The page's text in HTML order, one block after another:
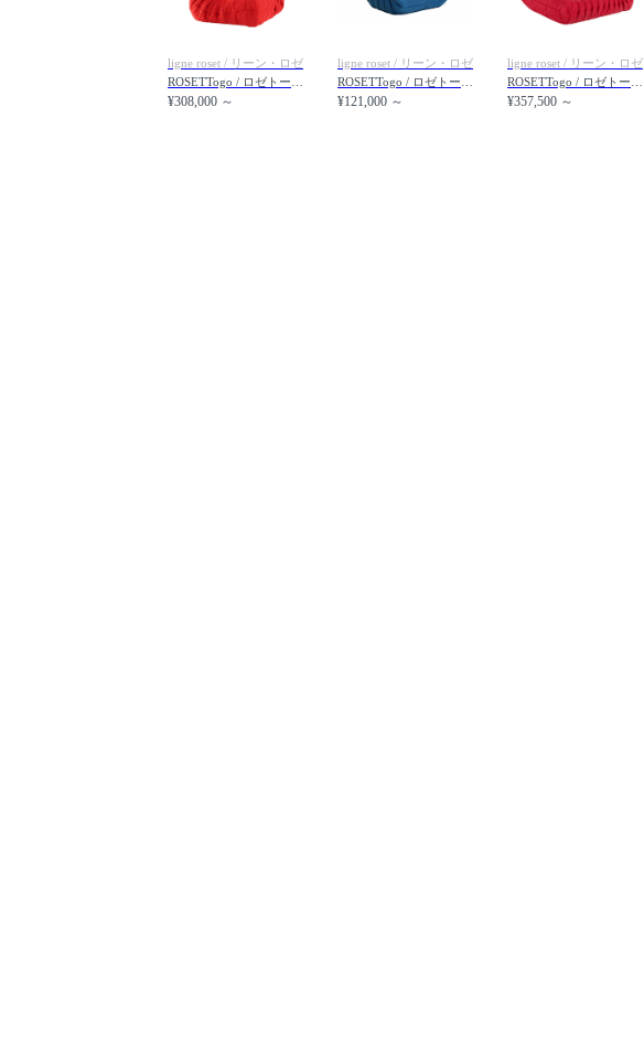
ligne roset / リーン・ロゼ
¥308,000 ～
ligne roset / リーン・ロゼ
¥121,000 ～
ligne roset / リーン・ロゼ
¥357,500 ～